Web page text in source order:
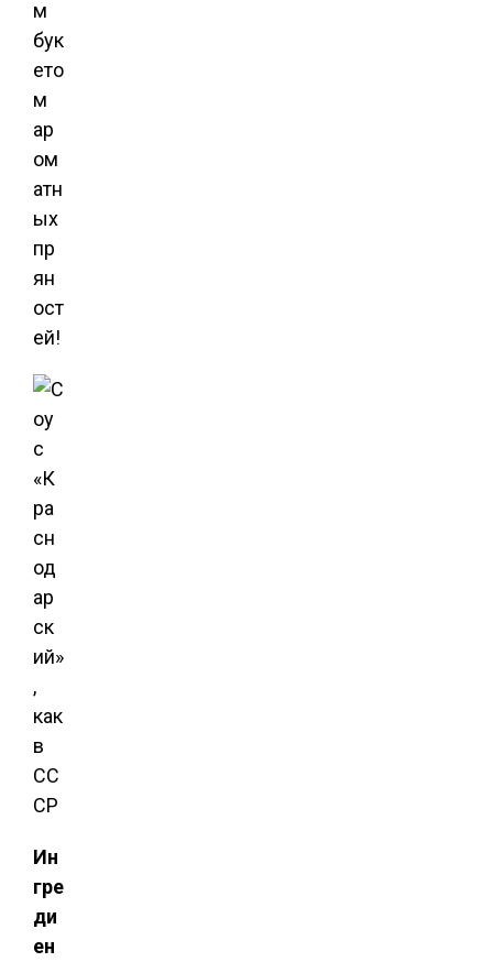
м
бук
ето
м
ар
ом
атн
ых
пр
ян
ост
ей!
Ин
гре
ди
ен